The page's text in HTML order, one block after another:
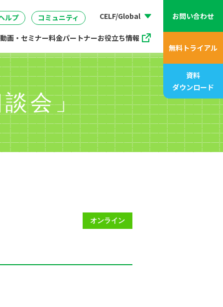
ルプ コミュニティ CELF/Global
理 07企画・マーケティング
動画・セミナー料金パートナー
販売支援プログラム
お役立ち情報
お問い合わせ
無料トライアル
資料
ダウンロード
会」
オンライン